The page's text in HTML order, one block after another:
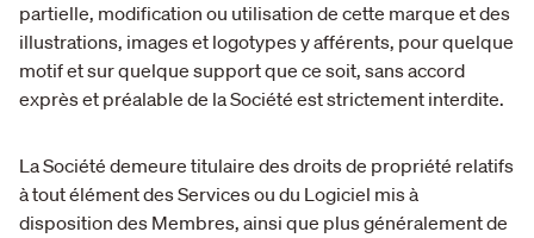
partielle, modification ou utilisation de cette marque et des
illustrations, images et logotypes y afférents, pour quelque
motif et sur quelque support que ce soit, sans accord
exprès et préalable de la Société est strictement interdite.
La Société demeure titulaire des droits de propriété relatifs
à tout élément des Services ou du Logiciel mis à
disposition des Membres, ainsi que plus généralement de